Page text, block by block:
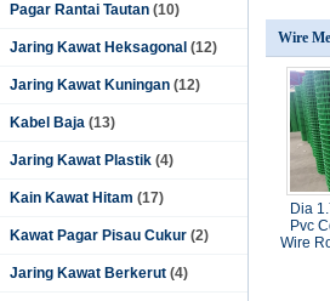
Pagar Rantai Tautan (10)
Jaring Kawat Heksagonal (12)
Jaring Kawat Kuningan (12)
Kabel Baja (13)
Jaring Kawat Plastik (4)
Kain Kawat Hitam (17)
Kawat Pagar Pisau Cukur (2)
Jaring Kawat Berkerut (4)
Wire
Dia
Pvc
Wire